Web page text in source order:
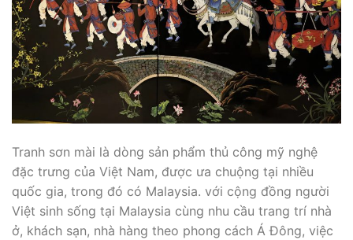
Tranh sơn mài là dòng sản phẩm thủ công mỹ nghệ
đặc trưng của Việt Nam, được ưa chuộng tại nhiều
quốc gia, trong đó có Malaysia. với cộng đồng người
Việt sinh sống tại Malaysia cùng nhu cầu trang trí nhà
ở, khách sạn, nhà hàng theo phong cách Á Đông, việc